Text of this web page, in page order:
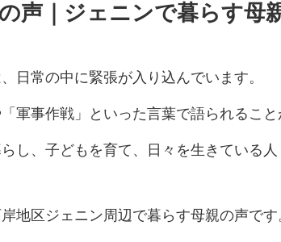
声｜ジェニンで暮らす母
日常の中に緊張が入り込んでいます。
軍事作戦」といった言葉で語られるこ
し、子どもを育て、日々を生きている人
地区ジェニン周辺で暮らす母親の声です